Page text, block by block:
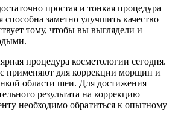
простая и тонкая процедура
способна заметно улучшить качество
тому, чтобы вы выглядели и
процедура косметологии сегодня.
применяют для коррекции морщин и
области шеи. Для достижения
результата на коррекцию
необходимо обратиться к опытному